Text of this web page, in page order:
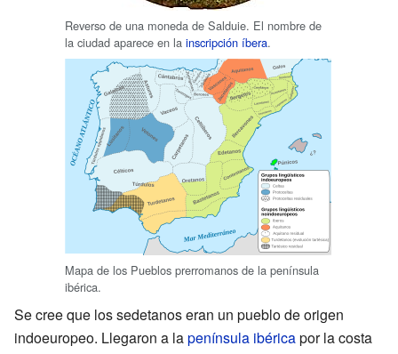
Reverso de una moneda de Salduie. El nombre de
la ciudad aparece en la inscripción íbera.
Mapa de los Pueblos prerromanos de la península
ibérica.
Se cree que los sedetanos eran un pueblo de origen
indoeuropeo. Llegaron a lapenínsula ibéricapor la costa